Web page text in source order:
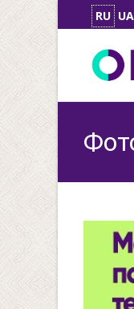
RU UA